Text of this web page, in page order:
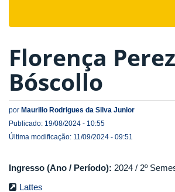
Florença Perez
Bóscollo
por Maurilio Rodrigues da Silva Junior
Publicado: 19/08/2024 - 10:55
Última modificação: 11/09/2024 - 09:51
Ingresso (Ano / Período): 2024 / 2º
Lattes